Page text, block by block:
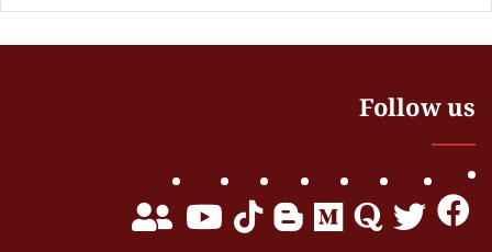
Follow us